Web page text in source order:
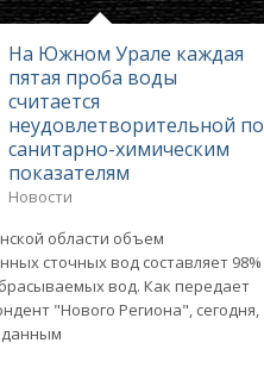
На Южном Урале каждая
пятая проба воды
считается
неудовлетворительной по
санитарно-химическим
показателям
Новости
области объем
сточных вод составляет 98%
вод. Как передает
"Нового Региона", сегодня,
данным